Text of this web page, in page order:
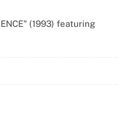
(1993) featuring